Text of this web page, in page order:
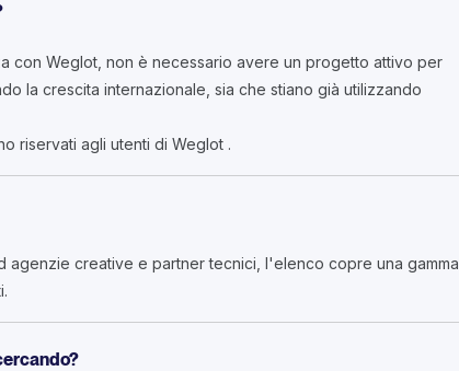
con Weglot, non è necessario avere un progetto attivo per
la crescita internazionale, sia che stiano già utilizzando
riservati agli utenti di Weglot .
agenzie creative e partner tecnici, l'elenco copre una gamma